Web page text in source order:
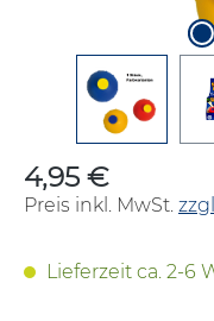
Regulärer Preis:
4,95 €
Preis inkl. MwSt.
Lieferzeit ca. 2-6